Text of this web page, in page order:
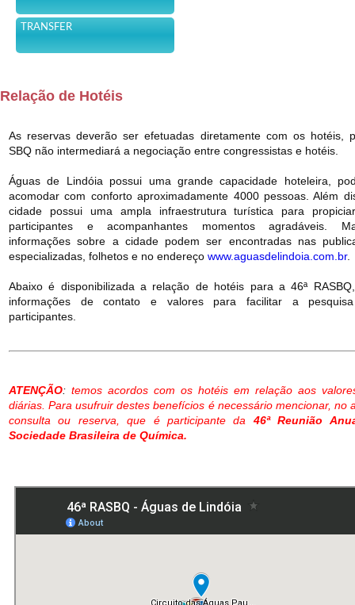
TRANSFER
Relação de Hotéis
As reservas deverão ser efetuadas diretamente com os hotéis,
SBQ não intermediará a negociação entre congressistas e hotéis.
Águas de Lindóia possui uma grande capacidade hoteleira,
acomodar com conforto aproximadamente 4000 pessoas. Além
cidade possui uma ampla infraestrutura turística para
participantes e acompanhantes momentos agradáveis.
informações sobre a cidade podem ser encontradas nas
especializadas, folhetos e no endereço www.aguasdelindoia.com.br.
Abaixo é disponibilizada a relação de hotéis para a 46ª
informações de contato e valores para facilitar a
participantes.
ATENÇÃO: temos acordos com os hotéis em relação aos
diárias. Para usufruir destes benefícios é necessário mencionar, no
consulta ou reserva, que é participante da 46ª Reunião
Sociedade Brasileira de Química.